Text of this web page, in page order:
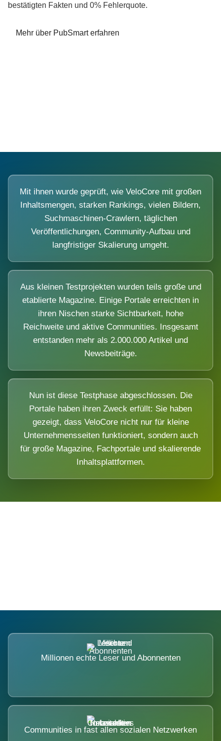
bestätigten Fakten und 0% Fehlerquote.
Mehr über PubSmart erfahren
Mit ihnen wurde geprüft, wie VeloCore mit großen
Inhaltsmengen, starken Rankings, vielen Bildern,
Suchmaschinen-Crawlern, täglichen
Veröffentlichungen, Community-Aufbau und
langfristiger Skalierung umgeht.
Aus kleinen Testprojekten wurden teils große und
etablierte Magazine. Einige Portale erreichten in
ihren Nischen starke Sichtbarkeit, hohe
Reichweite und aktive Communities. Insgesamt
entstanden mehr als 2.000.000 Artikel und
Newsbeiträge.
Nun ist diese Testphase abgeschlossen. Die
Portale haben ihren Zweck erfüllt: Sie haben
gezeigt, dass VeloCore nicht nur für kleine
Unternehmensseiten funktioniert, sondern auch
für große Magazine, Fachportale und skalierende
Inhaltsplattformen.
Millionen echte Leser und Abonnenten
Communities in fast allen sozialen Netzwerken